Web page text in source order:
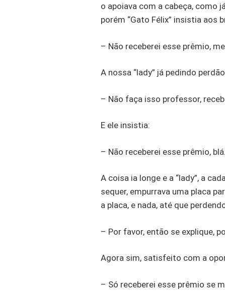
o apoiava com a cabeça, como
porém “Gato Félix” insistia aos
– Não receberei esse prêmio,
A nossa “lady” já pedindo
– Não faça isso professor,
E ele insistia:
– Não receberei esse prêmio,
A coisa ia longe e a “lady”, a
sequer, empurrava uma placa
a placa, e nada, até que
– Por favor, então se explique,
Agora sim, satisfeito com a
– Só receberei esse prêmio se